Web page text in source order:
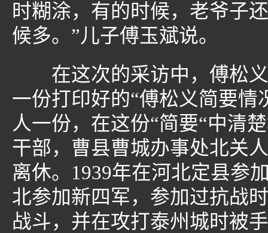
时糊涂，有的时候，老爷子
候多。”儿子傅玉斌说。
在这次的采访中，傅松义
一份打印好的“傅松义简要
人一份，在这份“简要“中清
干部，曹县曹城办事处北关
离休。1939年在河北定县参
北参加新四军，参加过抗战
战斗，并在攻打泰州城时被